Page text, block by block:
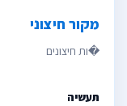
מקור חיצוני
תעשיה